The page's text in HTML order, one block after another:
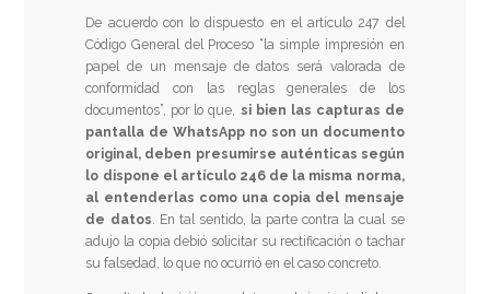
De acuerdo con lo dispuesto en el artículo 247 del
Código General del Proceso “la simple impresión en
papel de un mensaje de datos será valorada de
conformidad con las reglas generales de los
documentos”, por lo que, si bien las capturas de
pantalla de WhatsApp no son un documento
original, deben presumirse auténticas según
lo dispone el artículo 246 de la misma norma,
al entenderlas como una copia del mensaje
de datos. En tal sentido, la parte contra la cual se
adujo la copia debió solicitar su rectificación o tachar
su falsedad, lo que no ocurrió en el caso concreto.